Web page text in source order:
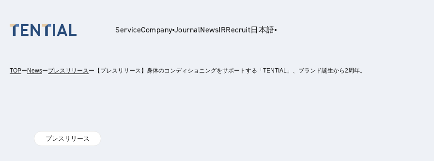
ServiceCompanyJournalNewsIRRecruit日本語
English
TOPー Newsープレスリリースー 【プレスリリース】身体のコンディショニングをサポートする「TENTIAL」、ブランド誕生から2周年。
プレスリリース